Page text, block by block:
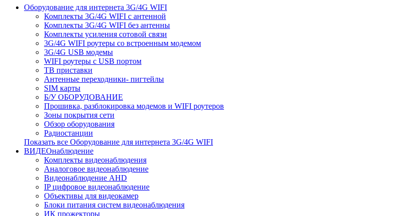
Оборудование для интернета 3G/4G WIFI
Комплекты 3G/4G WIFI с антенной
Комплекты 3G/4G WIFI без антенны
Комплекты усиления сотовой связи
3G/4G WIFI роутеры со встроенным модемом
3G/4G USB модемы
WIFI роутеры с USB портом
ТВ приставки
Антенные переходники- пигтейлы
SIM карты
Б/У ОБОРУДОВАНИЕ
Прошивка, разблокировка модемов и WIFI роутеров
Зоны покрытия сети
Обзор оборудования
Радиостанции
Показать все Оборудование для интернета 3G/4G WIFI
ВИДЕОнаблюдение
Комплекты видеонаблюдения
Аналоговое видеонаблюдение
Видеонаблюдение AHD
IP цифровое видеонаблюдение
Объективы для видеокамер
Блоки питания систем видеонаблюдения
ИК прожекторы